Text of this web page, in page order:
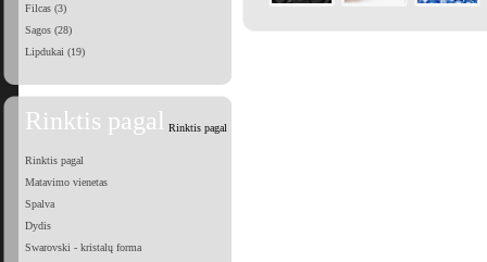
Filcas (3)
Sagos (28)
Lipdukai (19)
Rinktis pagal Rinktis pagal
Rinktis pagal
Matavimo vienetas
Spalva
Dydis
Swarovski - kristalų forma